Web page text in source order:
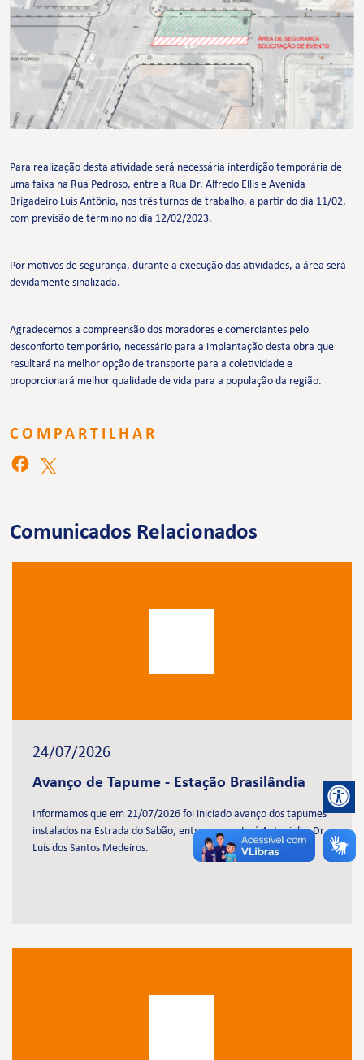
Para realização desta atividade será necessária interdição temporária de
uma faixa na Rua Pedroso, entre a Rua Dr. Alfredo Ellis e Avenida
Brigadeiro Luis Antônio, nos três turnos de trabalho, a partir do dia 11/02,
com previsão de término no dia 12/02/2023.
Por motivos de segurança, durante a execução das atividades, a área será
devidamente sinalizada.
Agradecemos a compreensão dos moradores e comerciantes pelo
desconforto temporário, necessário para a implantação desta obra que
resultará na melhor opção de transporte para a coletividade e
proporcionará melhor qualidade de vida para a população da região.
COMPARTILHAR
Comunicados Relacionados
24/07/2026
Avanço de Tapume - Estação Brasilândia
Informamos que em 21/07/2026 foi iniciado avanço dos tapumes
instalados na Estrada do Sabão, entre as ruas José Antonioli e Dr.
Luís dos Santos Medeiros.